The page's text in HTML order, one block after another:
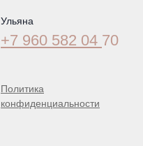
Ульяна
+7 960 582 04 70
Политика
конфиденциальности